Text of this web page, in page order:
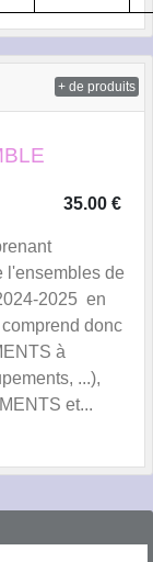
35.00 €
l'ensembles de
2025 en
donc
à
...),
et...
+ de produits